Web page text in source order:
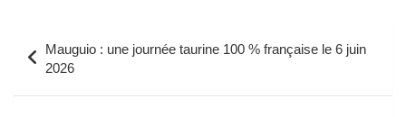
de
l’article
Mauguio : une journée taurine 100 % française le 6 juin
2026